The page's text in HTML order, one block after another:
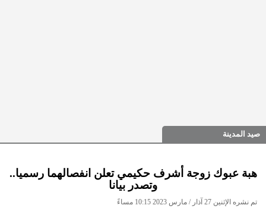
صيد المدينة
هبة عبوك زوجة أشرف حكيمي تعلن انفصالهما رسميا..
وتصدر بيانا
تم نشره الإثنين 27 آذار / مارس 2023 10:15 مساءً